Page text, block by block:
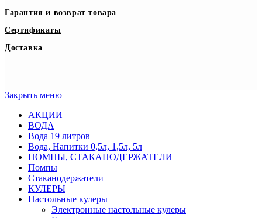
Гарантия и возврат товара
Сертификаты
Доставка
Закрыть меню
АКЦИИ
ВОДА
Вода 19 литров
Вода, Напитки 0,5л, 1,5л, 5л
ПОМПЫ, СТАКАНОДЕРЖАТЕЛИ
Помпы
Стаканодержатели
КУЛЕРЫ
Настольные кулеры
Электронные настольные кулеры